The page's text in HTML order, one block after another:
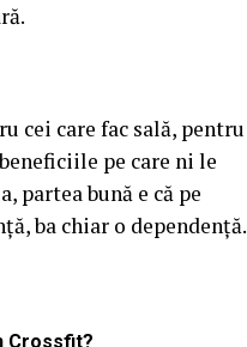
cei care fac sală, pentru
pe care ni le
partea bună e că pe
ba chiar o dependență.
Crossfit?